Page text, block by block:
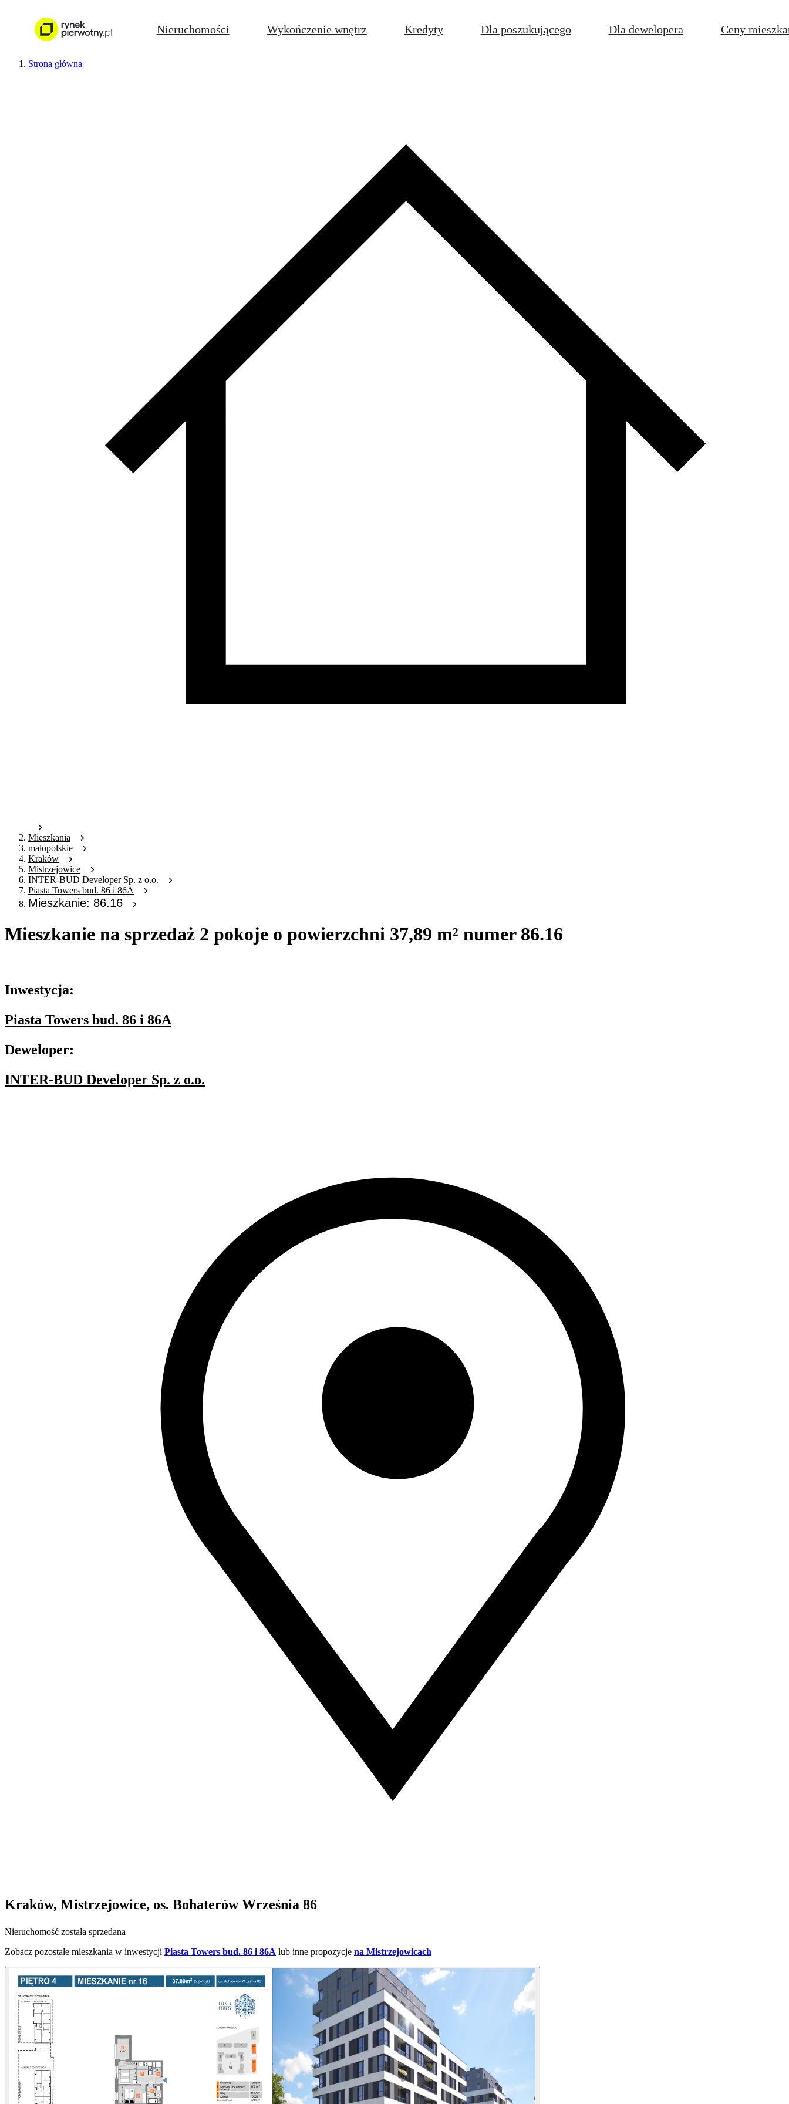
Nieruchomości Wykończenie wnętrz Kredyty Dla poszukującego Dla dewelopera Ceny
Strona główna
Mieszkania
małopolskie
Kraków
Mistrzejowice
INTER-BUD Developer Sp. z o.o.
Piasta Towers bud. 86 i 86A
Mieszkanie: 86.16
Mieszkanie na sprzedaż 2 pokoje o powierzchni 37,89 m² numer 86.16
Inwestycja:
Piasta Towers bud. 86 i 86A
Deweloper:
INTER-BUD Developer Sp. z o.o.
Kraków, Mistrzejowice, os. Bohaterów Września 86
Nieruchomość została sprzedana
Zobacz pozostałe mieszkania w inwestycji Piasta Towers bud. 86 i 86A lub inne propozycje na Mistrzejowicach